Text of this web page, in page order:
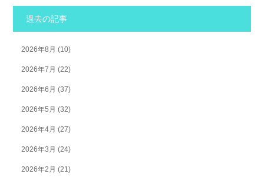
過去の記事
2026年8月 (10)
2026年7月 (22)
2026年6月 (37)
2026年5月 (32)
2026年4月 (27)
2026年3月 (24)
2026年2月 (21)